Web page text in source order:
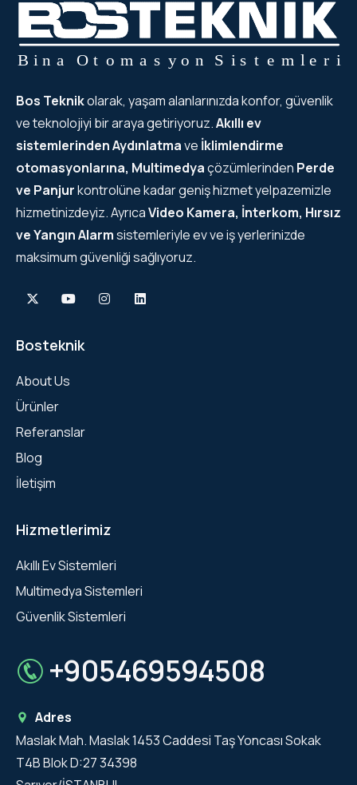
Bos Teknikolarak, yaşam alanlarınızda konfor, güvenlik
ve teknolojiyi bir araya getiriyoruz.Akıllı ev
sistemlerindenAydınlatmave İklimlendirme
otomasyonlarına, Multimedyaçözümlerinden Perde
ve Panjurkontrolüne kadar geniş hizmet yelpazemizle
hizmetinizdeyiz. AyrıcaVideo Kamera, İnterkom, Hırsız
ve Yangın Alarmsistemleriyle ev ve iş yerlerinizde
maksimum güvenliği sağlıyoruz.
Bosteknik
About Us
Ürünler
Referanslar
Blog
İletişim
Hizmetlerimiz
Akıllı Ev Sistemleri
Multimedya Sistemleri
Güvenlik Sistemleri
+905469594508
Adres
Maslak Mah. Maslak 1453 Caddesi Taş Yoncası Sokak
T4B Blok D:27 34398